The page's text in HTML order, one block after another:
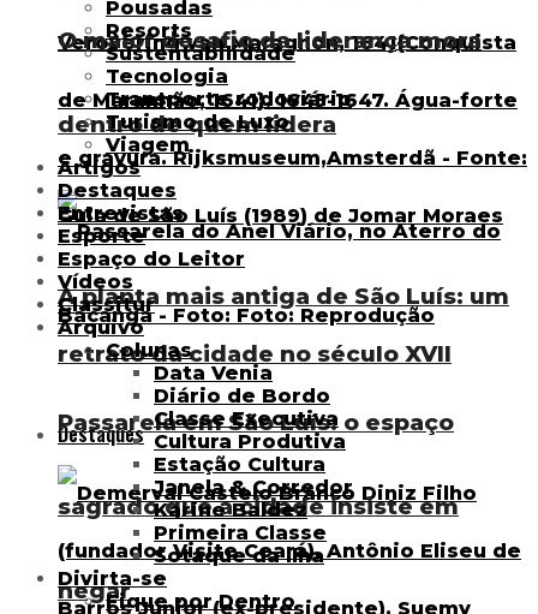
A planta mais antiga de São Luís: um
retrato da cidade no século XVII
Destaques
O maior desafio da liderança mora
dentro de quem lidera
Passarela em São Luís: o espaço
sagrado que a cidade insiste em
negar
Pousadas
Resorts
Sustentabilidade
Tecnologia
Transporte rodoviário
Turismo de Luxo
Viagem
Artigos
Destaques
Entrevistas
Esporte
Espaço do Leitor
Vídeos
Classitur
Arquivo
Colunas
Data Venia
Diário de Bordo
Classe Executiva
Cultura Produtiva
Estação Cultura
Janela & Corredor
Karine Baldez
Primeira Classe
Sotaque da Ilha
Divirta-se
Fique por Dentro